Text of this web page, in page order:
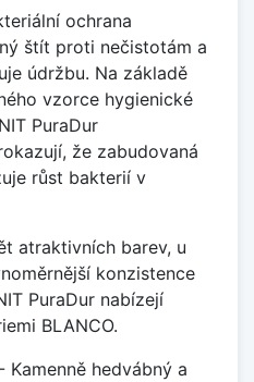
ochrana
štít proti nečistotám a
údržbu. Na základě
vzorce hygienické
PuraDur
že zabudovaná
růst bakterií v
atraktivních barev, u
konzistence
PuraDur nabízejí
BLANCO.
- Kamenně hedvábný a